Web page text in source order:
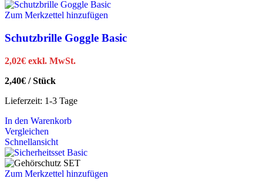
Zum Merkzettel hinzufügen
Schutzbrille Goggle Basic
2,02€ exkl. MwSt.
2,40€ /Stück
Lieferzeit: 1-3 Tage
In den Warenkorb
Vergleichen
Schnellansicht
Zum Merkzettel hinzufügen